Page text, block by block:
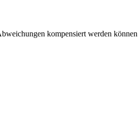
kompensiert werden können